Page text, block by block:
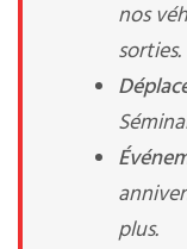
nos
sorties.
plus.